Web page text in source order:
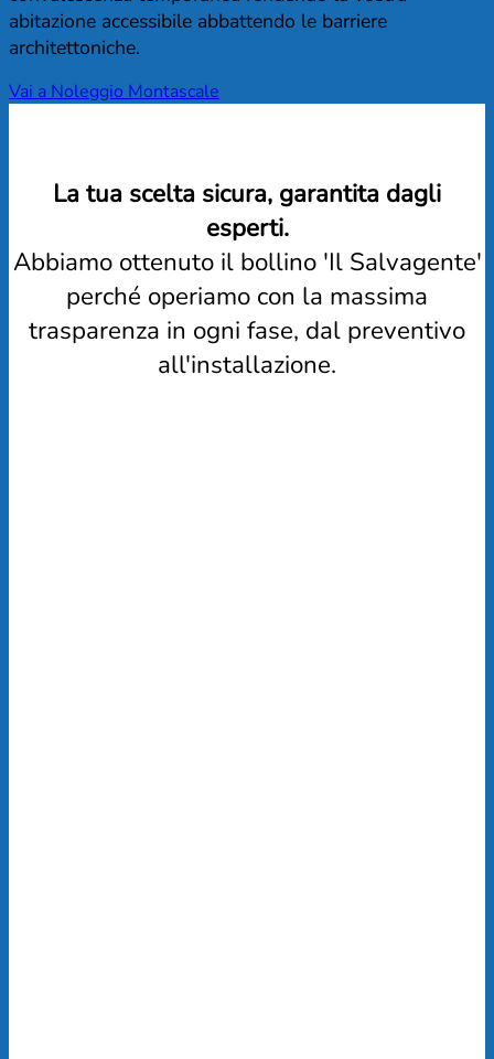
abitazione accessibile abbattendo le barriere
architettoniche.
Vai a Noleggio Montascale
La tua scelta sicura, garantita dagli
esperti.
Abbiamo ottenuto il bollino 'Il Salvagente'
perché operiamo con la massima
trasparenza in ogni fase, dal preventivo
all'installazione.